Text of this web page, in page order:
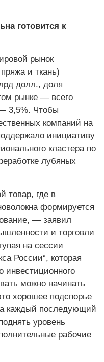
готовится к
рынок
и ткань)
долл., доля
рынке — всего
3,5%. Чтобы
компаний на
инициативу
кластера по
лубяных
товар, где в
формируется
— заявил
и торговли
на сессии
России“, которая
инвестиционного
можно начинать
хорошее подспорье
а каждый последующий
уровень
рабочие